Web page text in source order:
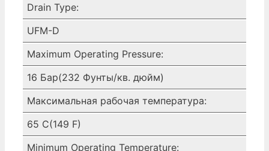
Drain Type:
UFM-D
Maximum Operating Pressure:
16 Бар(232 Фунты/кв. дюйм)
Максимальная рабочая температура:
65 C(149 F)
Minimum Operating Temperature: